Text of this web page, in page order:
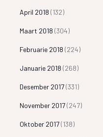
April 2018 (132)
Maart 2018 (304)
Februarie 2018 (224)
Januarie 2018 (268)
Desember 2017(331)
November 2017(247)
Oktober 2017(138)